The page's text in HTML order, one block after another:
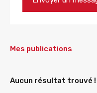
Mes publications
Aucun résultat trouvé !